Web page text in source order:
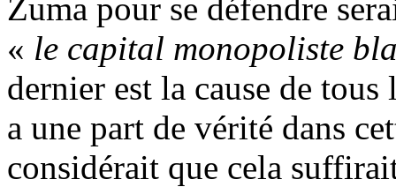
Zuma pour se défendre
« le capital monopoliste
dernier est la cause de
a une part de vérité dans
considérait que cela